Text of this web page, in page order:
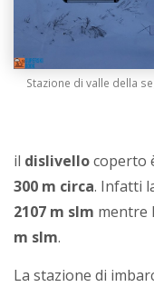
Stazione di valle della
il dislivellocoperto
300 m circa. Infatti
2107 m slm mentre
m slm.
La stazione di